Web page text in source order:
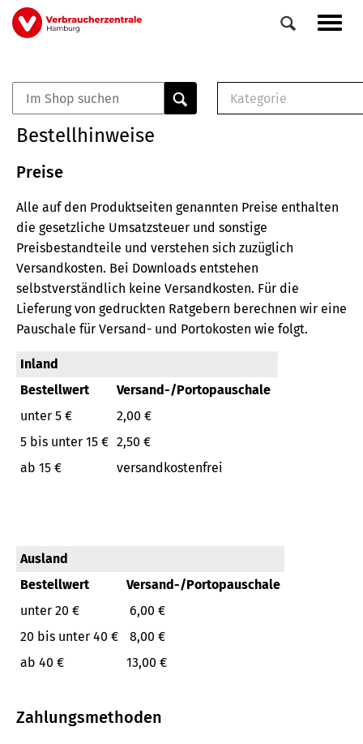
Direkt
zum
Veranstaltungen
0
Elemente
Kategorie
Broschüre
Buch
Bestellhinweise
Preise
Alle auf den Produktseiten genannten Preise enthalten
die gesetzliche Umsatzsteuer und sonstige
Preisbestandteile und verstehen sich zuzüglich
Versandkosten. Bei Downloads entstehen
selbstverständlich keine Versandkosten. Für die
Lieferung von gedruckten Ratgebern berechnen wir eine
Pauschale für Versand- und Portokosten wie folgt.
Inland
Bestellwert
Versand-/Portopauschale
unter 5 €
2,00 €
5 bis unter 15 € 2,50 €
ab 15 €
versandkostenfrei
Ausland
Bestellwert
Versand-/Portopauschale
unter 20 €
6,00 €
20 bis unter 40 €
8,00 €
ab 40 €
13,00 €
Zahlungsmethoden